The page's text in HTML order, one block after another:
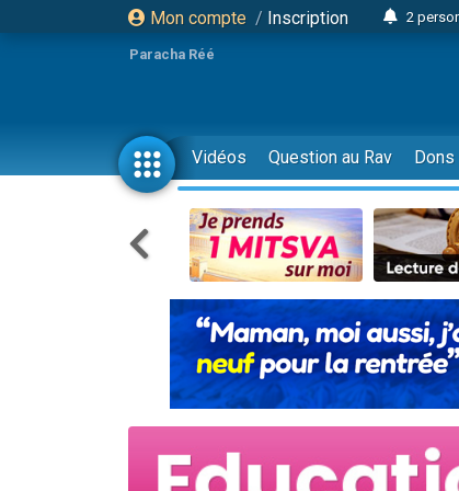
Mon compte / Inscription
2
2
8
4
61
39
Il
Ariel
6
2
10
Il
Paracha Réé
Vidéos Question au Rav Dons